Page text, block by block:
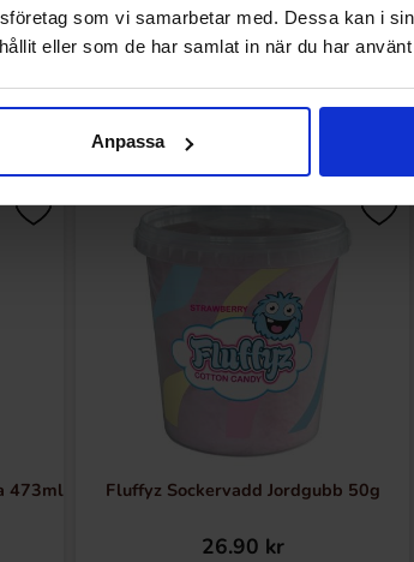
som vi samarbetar med. Dessa kan i
eller som de har samlat in när du har
Anpassa
Andre kunne lide
473ml Fluffyz Sockervadd Jordgubb 50g
26.90 kr